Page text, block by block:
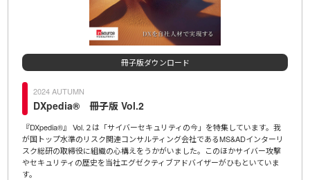
冊子版ダウンロード
2024 AUTUMN
DXpedia® 冊子版 Vol.2
『DXpedia®』 Vol.２は「サイバーセキュリティの今」を特集しています。我
が国トップ水準のリスク関連コンサルティング会社であるMS&ADインターリ
スク総研の取締役に組織の心構えをうかがいました。このほかサイバー攻撃
やセキュリティの歴史を当社エグゼクティブアドバイザーがひもといていま
す。